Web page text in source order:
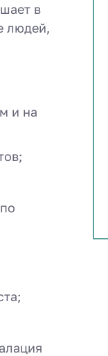
в
людей,
и на